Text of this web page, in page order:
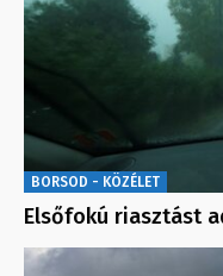
BORSOD - KÖZÉLET
Elsőfokú riasztást